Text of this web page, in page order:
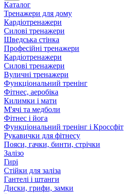
Каталог
Тренажери для дому
Кардіотренажери
Силові тренажери
Шведська стінка
Професійні тренажери
Кардіотренажери
Силові тренажери
Вуличні тренажери
Функціональний тренінг
Фітнес, аеробіка
Килимки і мати
М'ячі та медболи
Фітнес і йога
Функціональний тренінг і Кроссфіт
Рукавички для фітнесу
Пояси, гачки, бинти, стрічки
Залізо
Гирі
Стійки для заліза
Гантелі і штанги
Диски, грифи, замки